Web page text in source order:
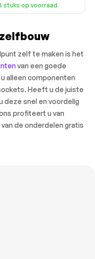
stuks op voorraad
zelf te maken is het
van een goede
alleen componenten
Heeft u de juiste
deze snel en voordelig
profiteert u van
de onderdelen gratis